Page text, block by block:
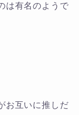
は有名のようで
お互いに推しだ